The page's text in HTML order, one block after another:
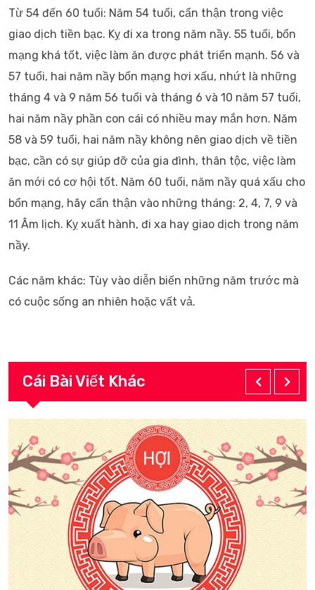
Từ 54 đến 60 tuổi: Năm 54 tuổi, cẩn thận trong việc
giao dịch tiền bạc. Kỵ đi xa trong năm nầy. 55 tuổi, bổn
mạng khá tốt, việc làm ăn được phát triển mạnh. 56 và
57 tuổi, hai năm nầy bổn mạng hơi xấu, nhứt là những
tháng 4 và 9 năm 56 tuổi và tháng 6 và 10 năm 57 tuổi,
hai năm nầy phần con cái có nhiều may mắn hơn. Năm
58 và 59 tuổi, hai năm nầy không nên giao dịch về tiền
bạc, cần có sự giúp đỡ của gia đình, thân tộc, việc làm
ăn mới có cơ hội tốt. Năm 60 tuổi, năm nầy quá xấu cho
bổn mạng, hãy cẩn thận vào những tháng: 2, 4, 7, 9 và
11 Âm lịch. Kỵ xuất hành, đi xa hay giao dịch trong năm
nầy.
Các năm khác: Tùy vào diễn biến những năm trước mà
có cuộc sống an nhiên hoặc vất vả.
Cái Bài Viết Khác